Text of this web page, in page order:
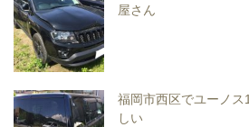
屋さん
福岡市西区でユーノ
しい